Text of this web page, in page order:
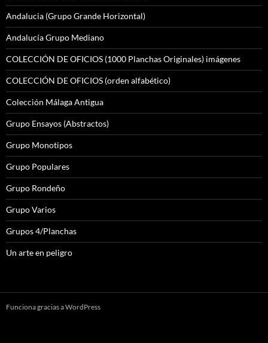
Andalucia (Grupo Grande Horizontal)
Andalucía Grupo Mediano
COLECCIÓN DE OFICIOS (1000 Planchas Originales) imágenes
COLECCIÓN DE OFICIOS (orden alfabético)
Colección Málaga Antigua
Grupo Ensayos (Abstractos)
Grupo Monotipos
Grupo Populares
Grupo Rondeño
Grupo Varios
Grupos 4/Planchas
Un arte en peligro
Funciona gracias a WordPress